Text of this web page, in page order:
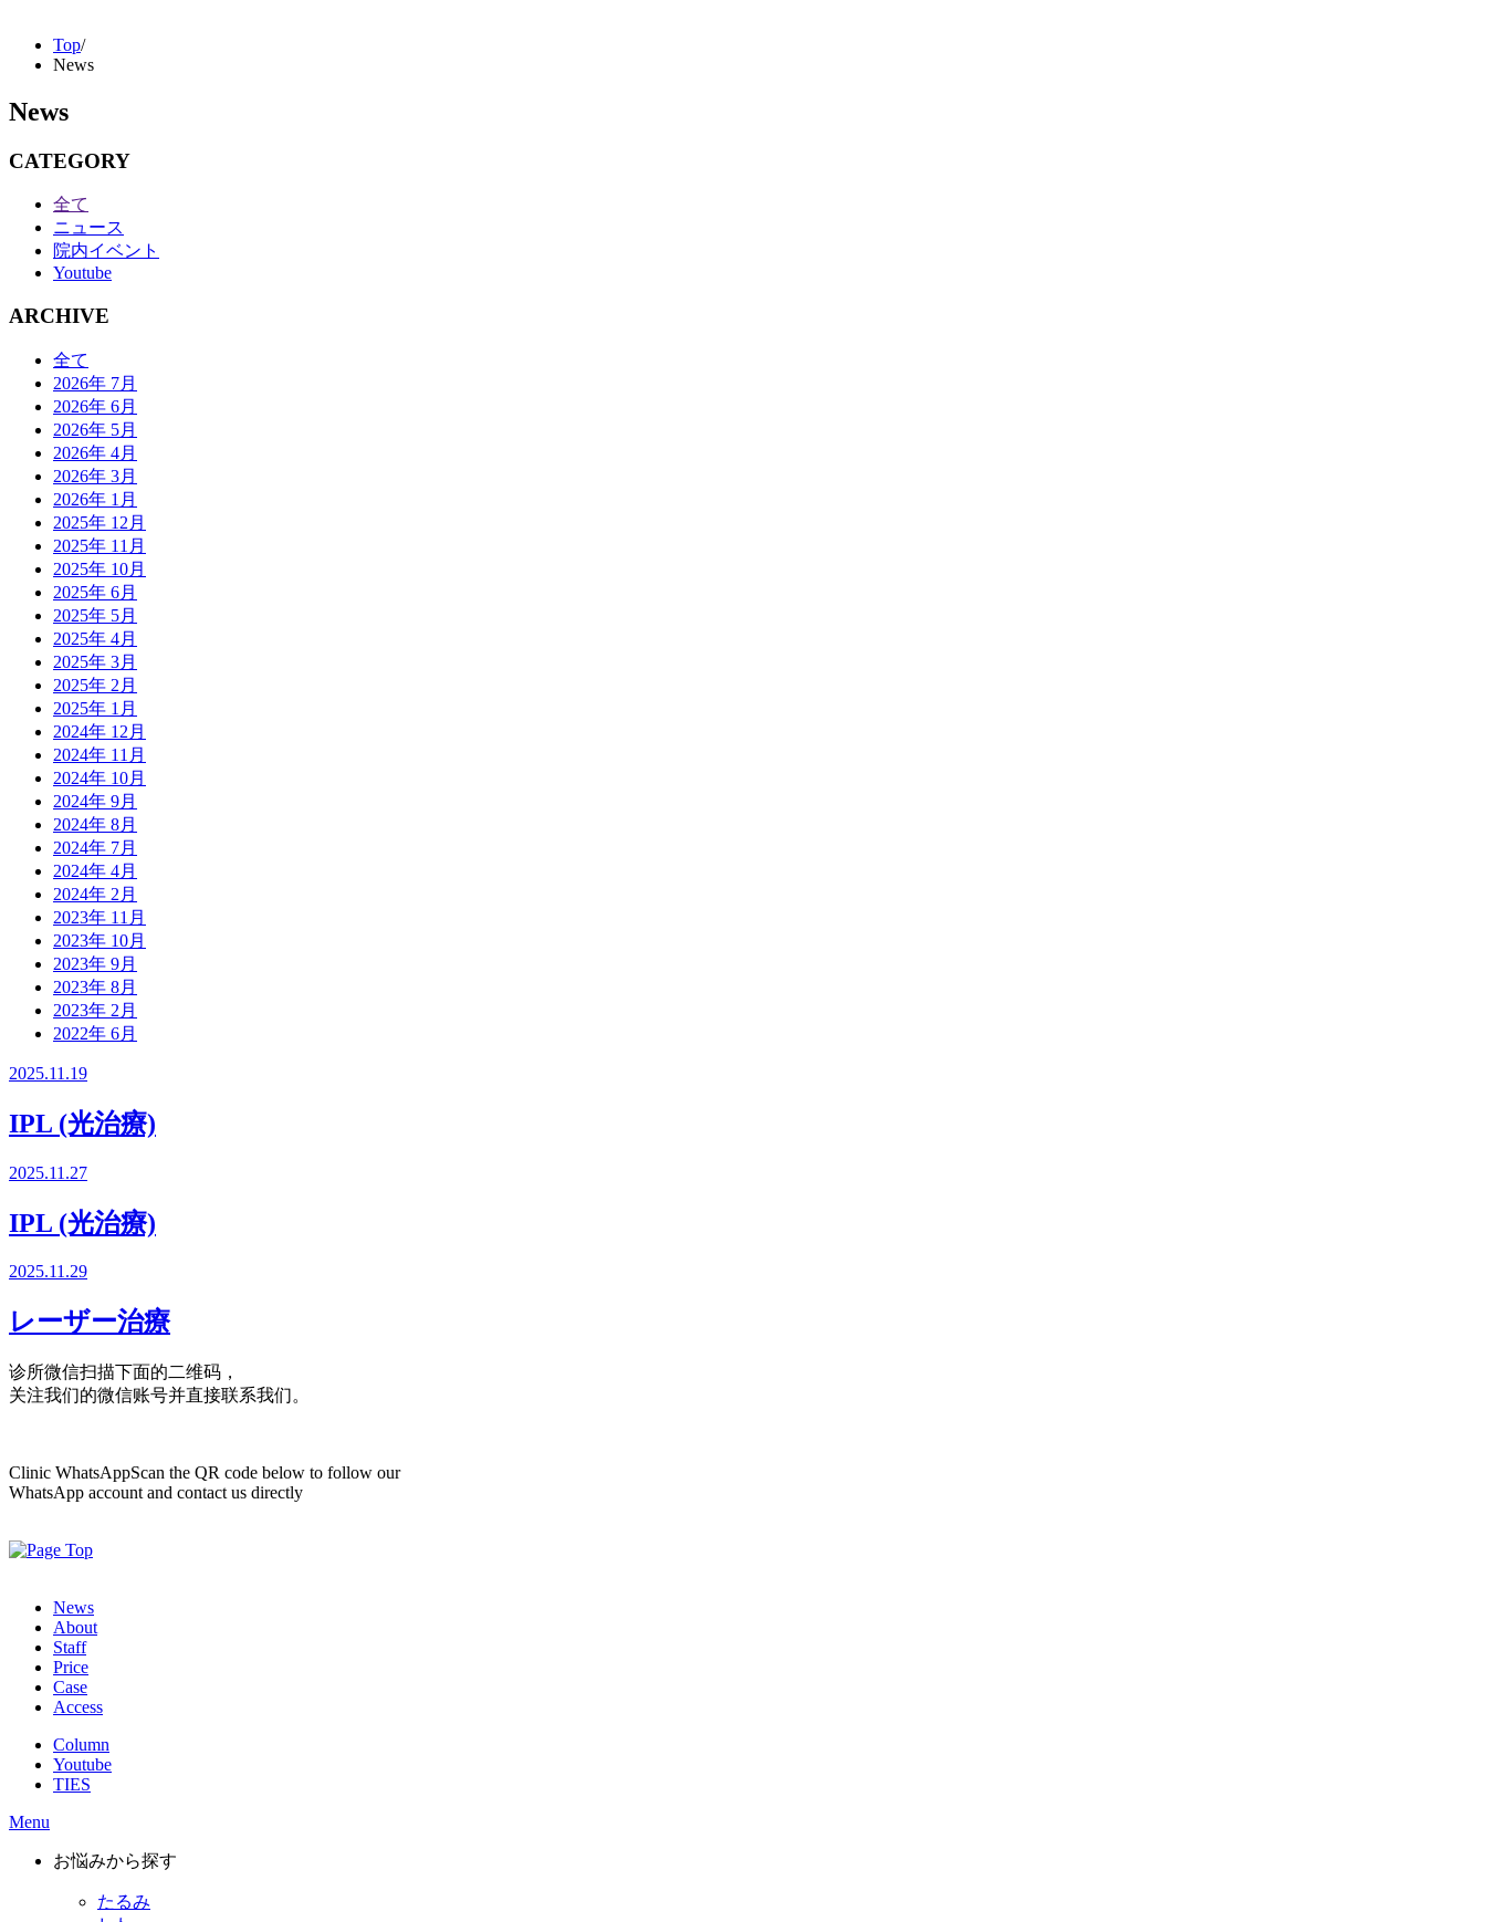
Top/
News
News
CATEGORY
全て
ニュース
院内イベント
Youtube
ARCHIVE
全て
2026年 7月
2026年 6月
2026年 5月
2026年 4月
2026年 3月
2026年 1月
2025年 12月
2025年 11月
2025年 10月
2025年 6月
2025年 5月
2025年 4月
2025年 3月
2025年 2月
2025年 1月
2024年 12月
2024年 11月
2024年 10月
2024年 9月
2024年 8月
2024年 7月
2024年 4月
2024年 2月
2023年 11月
2023年 10月
2023年 9月
2023年 8月
2023年 2月
2022年 6月
2025.11.19
IPL (光治療)
2025.11.27
IPL (光治療)
2025.11.29
レーザー治療
诊所微信扫描下面的二维码，
关注我们的微信账号并直接联系我们。
Clinic WhatsAppScan the QR code below to follow our
WhatsApp account and contact us directly
News
About
Staff
Price
Case
Access
Column
Youtube
TIES
Menu
お悩みから探す
たるみ